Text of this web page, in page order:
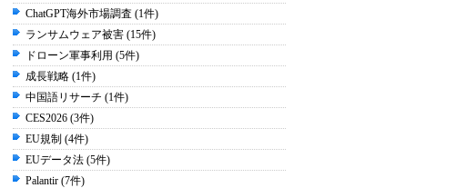
ChatGPT海外市場調査 (1件)
ランサムウェア被害 (15件)
ドローン軍事利用 (5件)
成長戦略 (1件)
中国語リサーチ (1件)
CES2026 (3件)
EU規制 (4件)
EUデータ法 (5件)
Palantir (7件)